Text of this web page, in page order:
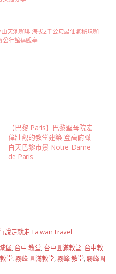
天池咖啡 海拔2千公尺最仙氣秘境咖
公行館達觀亭
【巴黎 Paris】巴黎聖母院宏
偉壯觀的教堂建築 登高俯瞰
白天巴黎市景 Notre-Dame
de Paris
說走就走 Taiwan Travel
堡, 台中 教堂, 台中圓滿教堂, 台中教
教堂,霧峰 圓滿教堂,霧峰 教堂,霧峰圓